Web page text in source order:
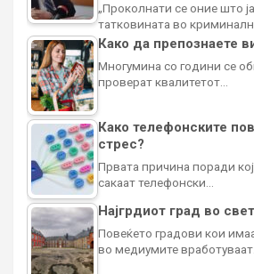
„Проколнати се оние што
татковината во
Како да препознаете
Многумина со години се
проверат квалитетот…
Како телефонските
стрес?
Првата причина поради
сакаат телефонски…
Најгрдиот град во
Повеќето градови кои
во медиумите